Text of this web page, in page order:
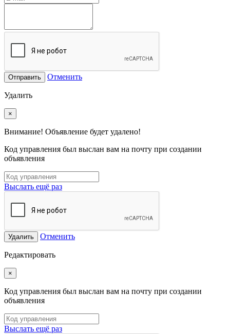
Отправить Отменить
Удалить
×
Внимание! Объявление будет удалено!
Код управления был выслан вам на почту при создании
объявления
Выслать ещё раз
Удалить Отменить
Редактировать
×
Код управления был выслан вам на почту при создании
объявления
Выслать ещё раз